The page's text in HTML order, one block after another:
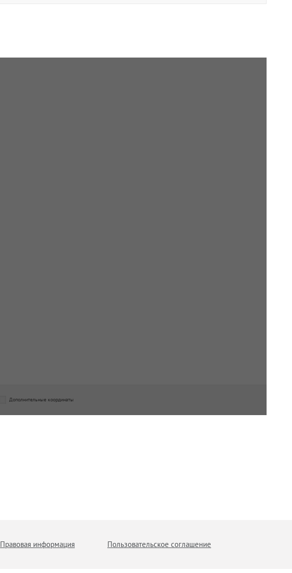
Дополнительные координаты
Правовая информация Пользовательское соглашение